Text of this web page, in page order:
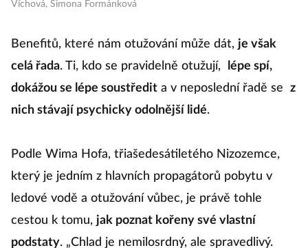
Víchová, Simona Formánková
Benefitů, které nám otužování může dát, je však
celá řada. Ti, kdo se pravidelně otužují,
lépe spí,
dokážou se lépe soustředit a v neposlední řadě se
z
nich stávají psychicky odolnější lidé.
Podle Wima Hofa, třiašedesátiletého Nizozemce,
který je jedním z hlavních propagátorů pobytu v
ledové vodě a otužování vůbec, je právě tohle
cestou k tomu, jak poznat kořeny své vlastní
podstaty. „Chlad je nemilosrdný, ale spravedlivý.